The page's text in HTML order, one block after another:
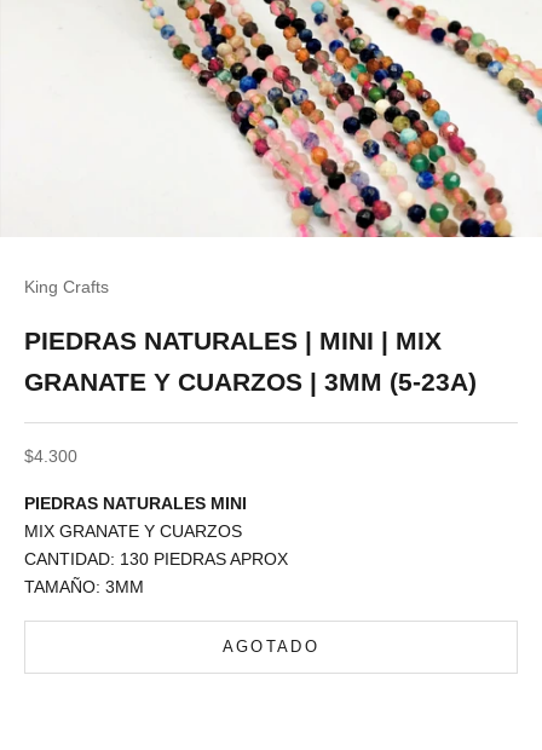
King Crafts
PIEDRAS NATURALES | MINI | MIX
GRANATE Y CUARZOS | 3MM (5-23A)
Precio de oferta
$4.300
PIEDRAS NATURALES MINI
MIX GRANATE Y CUARZOS
CANTIDAD: 130 PIEDRAS APROX
TAMAÑO: 3MM
AGOTADO